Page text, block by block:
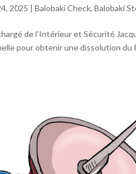
2025 |Balobaki Check,Balobaki
de l’Intérieur et Sécurité
pour obtenir une dissolution du